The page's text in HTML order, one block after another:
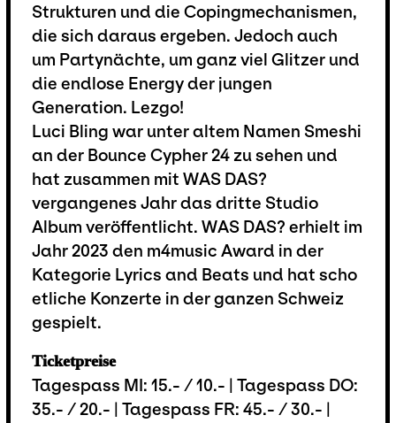
Strukturen und die Copingmechanismen,
die sich daraus ergeben. Jedoch auch
um Partynächte, um ganz viel Glitzer und
die endlose Energy der jungen
Generation. Lezgo!
Luci Bling war unter altem Namen Smeshi
an der Bounce Cypher 24 zu sehen und
hat zusammen mit WAS DAS?
vergangenes Jahr das dritte Studio
Album veröffentlicht. WAS DAS? erhielt im
Jahr 2023 den m4music Award in der
Kategorie Lyrics and Beats und hat scho
etliche Konzerte in der ganzen Schweiz
gespielt.
Ticketpreise
Tagespass MI: 15.- / 10.- | Tagespass DO:
35.- / 20.- | Tagespass FR: 45.- / 30.- |